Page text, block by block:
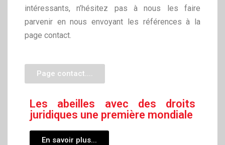
intéressants, n’hésitez pas à nous les faire
parvenir en nous envoyant les références à la
page contact.
Page contact....
Les abeilles avec des droits
juridiques une première mondiale
En savoir plus...